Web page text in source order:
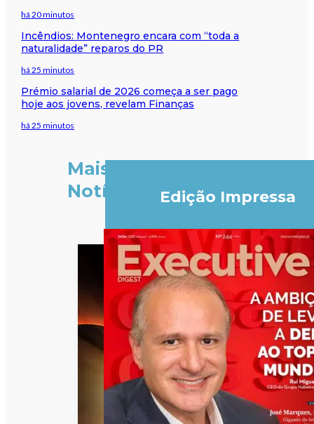
há 20 minutos
Incêndios: Montenegro encara com “toda a
naturalidade” reparos do PR
há 25 minutos
Prémio salarial de 2026 começa a ser pago
hoje aos jovens, revelam Finanças
há 25 minutos
Mais
Notícias
Edição Impressa